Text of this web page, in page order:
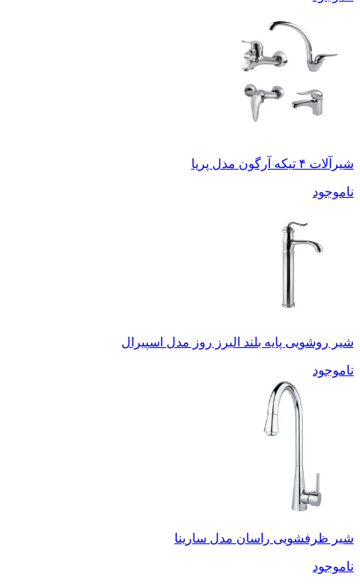
شیرآلات ۴ تیکه آرگون مدل پریا
ناموجود
شیر روشویی پایه بلند البرز روز مدل اسپیرال
ناموجود
شیر ظرفشویی راسان مدل سارینا
ناموجود